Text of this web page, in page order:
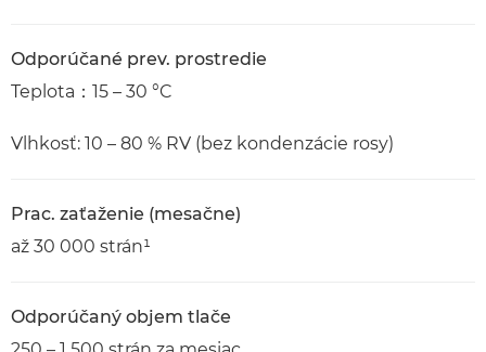
Odporúčané prev. prostredie
Teplota：15 – 30 °C
Vlhkosť: 10 – 80 % RV (bez kondenzácie rosy)
Prac. zaťaženie (mesačne)
až 30 000 strán¹
Odporúčaný objem tlače